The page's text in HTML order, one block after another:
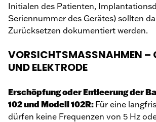
Initialen des Patienten,
Seriennummer des Gerätes) sollten
Zurücksetzen dokumentiert werden.
VORSICHTSMASSNAHMEN –
UND ELEKTRODE
Erschöpfung oder Entleerung der
102 und Modell 102R: Für eine
dürfen keine Frequenzen von 5 Hz